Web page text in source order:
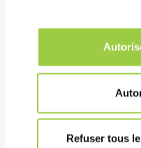
Refuser tous